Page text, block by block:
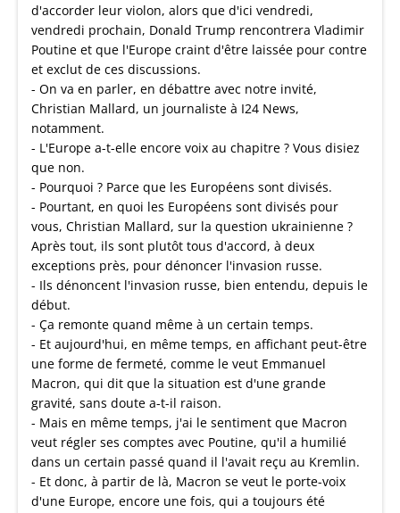
d'accorder leur violon, alors que d'ici vendredi,
vendredi prochain, Donald Trump rencontrera Vladimir
Poutine et que l'Europe craint d'être laissée pour contre
et exclut de ces discussions.
- On va en parler, en débattre avec notre invité,
Christian Mallard, un journaliste à I24 News,
notamment.
- L'Europe a-t-elle encore voix au chapitre ? Vous disiez
que non.
- Pourquoi ? Parce que les Européens sont divisés.
- Pourtant, en quoi les Européens sont divisés pour
vous, Christian Mallard, sur la question ukrainienne ?
Après tout, ils sont plutôt tous d'accord, à deux
exceptions près, pour dénoncer l'invasion russe.
- Ils dénoncent l'invasion russe, bien entendu, depuis le
début.
- Ça remonte quand même à un certain temps.
- Et aujourd'hui, en même temps, en affichant peut-être
une forme de fermeté, comme le veut Emmanuel
Macron, qui dit que la situation est d'une grande
gravité, sans doute a-t-il raison.
- Mais en même temps, j'ai le sentiment que Macron
veut régler ses comptes avec Poutine, qu'il a humilié
dans un certain passé quand il l'avait reçu au Kremlin.
- Et donc, à partir de là, Macron se veut le porte-voix
d'une Europe, encore une fois, qui a toujours été